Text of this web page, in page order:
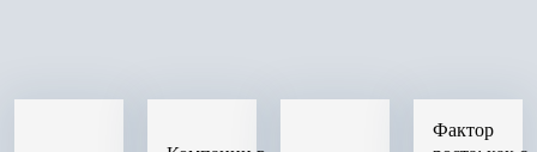
Фактор